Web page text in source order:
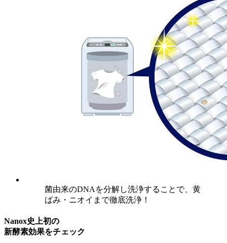
菌由来のDNAを分解し洗浄することで、黄
ばみ・ニオイまで徹底洗浄！
Nanox史上初の
新酵素効果をチェック